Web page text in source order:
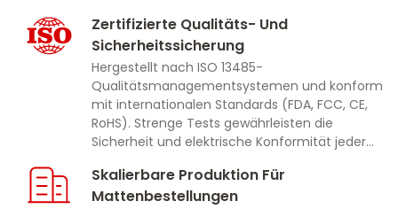
Materialien, Branding/Logo und Verpackung.
Zertifizierte Qualitäts- Und
Sicherheitssicherung
Hergestellt nach ISO 13485-
Qualitätsmanagementsystemen und konform
mit internationalen Standards (FDA, FCC, CE,
RoHS). Strenge Tests gewährleisten die
Sicherheit und elektrische Konformität jeder
Skalierbare Produktion Für
Mattenbestellungen